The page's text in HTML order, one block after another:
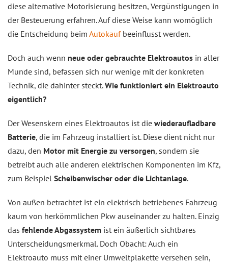
diese alternative Motorisierung besitzen, Vergünstigungen in
der Besteuerung erfahren. Auf diese Weise kann womöglich
die Entscheidung beim Autokaufbeeinflusst werden.
Doch auch wenn neue oder gebrauchte Elektroautos in aller
Munde sind, befassen sich nur wenige mit der konkreten
Technik, die dahinter steckt.Wie funktioniert ein Elektroauto
eigentlich?
Der Wesenskern eines Elektroautos ist die wiederaufladbare
Batterie, die im Fahrzeug installiert ist. Diese dient nicht nur
dazu, den Motor mit Energie zu versorgen, sondern sie
betreibt auch alle anderen elektrischen Komponenten im Kfz,
zum Beispiel Scheibenwischer oder die Lichtanlage.
Von außen betrachtet ist ein elektrisch betriebenes Fahrzeug
kaum von herkömmlichen Pkw auseinander zu halten. Einzig
das fehlende Abgassystem ist ein äußerlich sichtbares
Unterscheidungsmerkmal. Doch Obacht: Auch ein
Elektroauto muss mit einer Umweltplakette versehen sein,